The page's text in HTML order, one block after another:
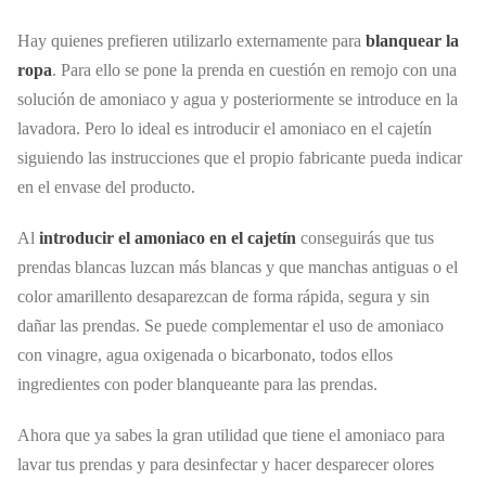
Hay quienes prefieren utilizarlo externamente para blanquear la
ropa. Para ello se pone la prenda en cuestión en remojo con una
solución de amoniaco y agua y posteriormente se introduce en la
lavadora. Pero lo ideal es introducir el amoniaco en el cajetín
siguiendo las instrucciones que el propio fabricante pueda indicar
en el envase del producto.
Al introducir el amoniaco en el cajetín conseguirás que tus
prendas blancas luzcan más blancas y que manchas antiguas o el
color amarillento desaparezcan de forma rápida, segura y sin
dañar las prendas. Se puede complementar el uso de amoniaco
con vinagre, agua oxigenada o bicarbonato, todos ellos
ingredientes con poder blanqueante para las prendas.
Ahora que ya sabes la gran utilidad que tiene el amoniaco para
lavar tus prendas y para desinfectar y hacer desparecer olores